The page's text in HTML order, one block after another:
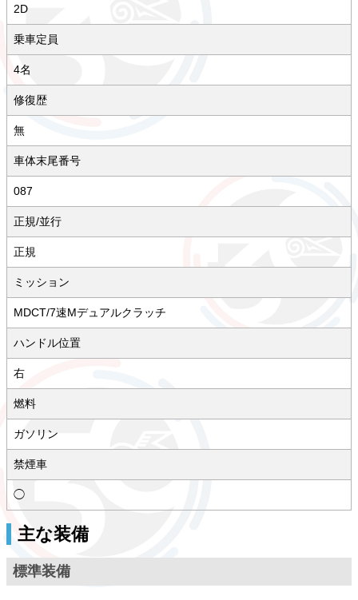
2D
乗車定員
4名
修復歴
無
車体末尾番号
087
正規/並行
正規
ミッション
MDCT/7速Mデュアルクラッチ
ハンドル位置
右
燃料
ガソリン
禁煙車
◯
主な装備
標準装備